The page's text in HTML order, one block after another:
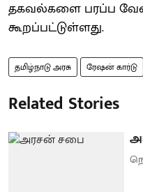
தகவல்களை பரப்ப
கூறப்பட்டுள்ளது.
தமிழ்நாடு அரசு ரேஷன் கார்டு
Related Stories